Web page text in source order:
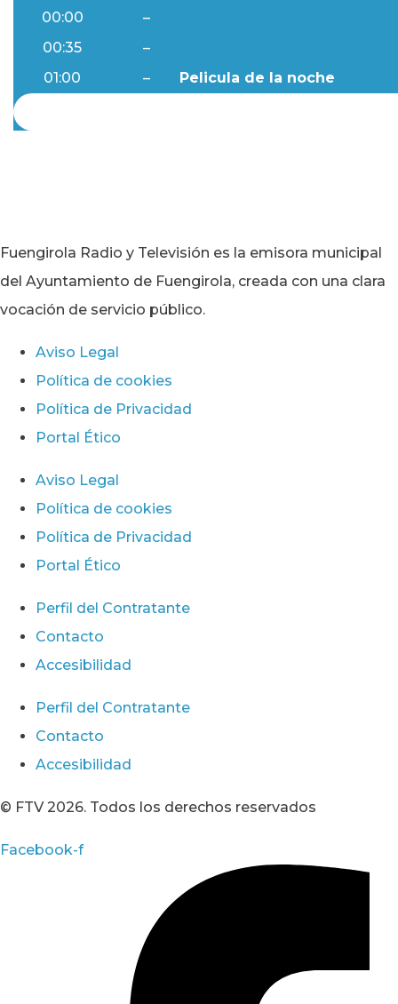
00:00 –
00:35
–
01:00
– Pelicula de la noche
Fuengirola Radio y Televisión es la emisora municipal
del Ayuntamiento de Fuengirola, creada con una clara
vocación de servicio público.
Aviso Legal
Política de cookies
Política de Privacidad
Portal Ético
Aviso Legal
Política de cookies
Política de Privacidad
Portal Ético
Perfil del Contratante
Contacto
Accesibilidad
Perfil del Contratante
Contacto
Accesibilidad
© FTV 2026. Todos los derechos reservados
Facebook-f